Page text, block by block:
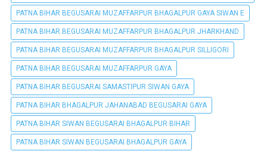
PATNA BIHAR BEGUSARAI MUZAFFARPUR BHAGALPUR GAYA SIWAN E
PATNA BIHAR BEGUSARAI MUZAFFARPUR BHAGALPUR JHARKHAND
PATNA BIHAR BEGUSARAI MUZAFFARPUR BHAGALPUR SILLIGORI
PATNA BIHAR BEGUSARAI MUZAFFARPUR GAYA
PATNA BIHAR BEGUSARAI SAMASTIPUR SIWAN GAYA
PATNA BIHAR BHAGALPUR JAHANABAD BEGUSARAI GAYA
PATNA BIHAR SIWAN BEGUSARAI BHAGALPUR BIHAR
PATNA BIHAR SIWAN BEGUSARAI BHAGALPUR GAYA